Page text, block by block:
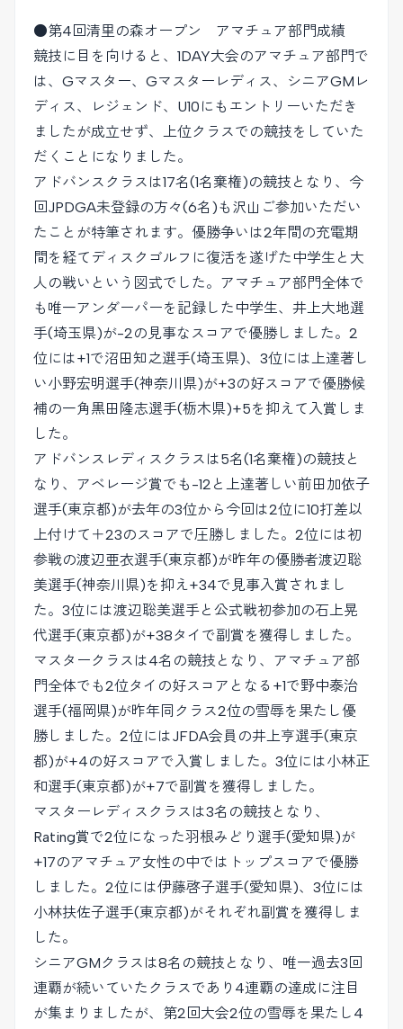
●第4回清里の森オープン アマチュア部門成績
競技に目を向けると、1DAY大会のアマチュア部門で
は、Gマスター、Gマスターレディス、シニアGMレ
ディス、レジェンド、U10にもエントリーいただき
ましたが成立せず、上位クラスでの競技をしていた
だくことになりました。
アドバンスクラスは17名(1名棄権)の競技となり、今
回JPDGA未登録の方々(6名)も沢山ご参加いただい
たことが特筆されます。優勝争いは2年間の充電期
間を経てディスクゴルフに復活を遂げた中学生と大
人の戦いという図式でした。アマチュア部門全体で
も唯一アンダーパーを記録した中学生、井上大地選
手(埼玉県)が-2の見事なスコアで優勝しました。2
位には+1で沼田知之選手(埼玉県)、3位には上達著し
い小野宏明選手(神奈川県)が+3の好スコアで優勝候
補の一角黒田隆志選手(栃木県)+5を抑えて入賞しま
した。
アドバンスレディスクラスは5名(1名棄権)の競技と
なり、アベレージ賞でも-12と上達著しい前田加依子
選手(東京都)が去年の3位から今回は2位に10打差以
上付けて＋23のスコアで圧勝しました。2位には初
参戦の渡辺亜衣選手(東京都)が昨年の優勝者渡辺聡
美選手(神奈川県)を抑え+34で見事入賞されまし
た。3位には渡辺聡美選手と公式戦初参加の石上晃
代選手(東京都)が+38タイで副賞を獲得しました。
マスタークラスは4名の競技となり、アマチュア部
門全体でも2位タイの好スコアとなる+1で野中泰治
選手(福岡県)が昨年同クラス2位の雪辱を果たし優
勝しました。2位にはJFDA会員の井上亨選手(東京
都)が+4の好スコアで入賞しました。3位には小林正
和選手(東京都)が+7で副賞を獲得しました。
マスターレディスクラスは3名の競技となり、
Rating賞で2位になった羽根みどり選手(愛知県)が
+17のアマチュア女性の中ではトップスコアで優勝
しました。2位には伊藤啓子選手(愛知県)、3位には
小林扶佐子選手(東京都)がそれぞれ副賞を獲得しま
した。
シニアGMクラスは8名の競技となり、唯一過去3回
連覇が続いていたクラスであり4連覇の達成に注目
が集まりましたが、第2回大会2位の雪辱を果たし4